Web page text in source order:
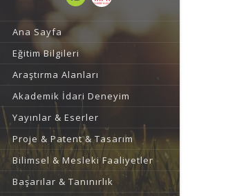
Ana Sayfa
Eğitim Bilgileri
Araştırma Alanları
Akademik İdari Deneyim
Yayınlar & Eserler
Proje & Patent & Tasarım
Bilimsel & Mesleki Faaliyetler
Başarılar & Tanınırlık